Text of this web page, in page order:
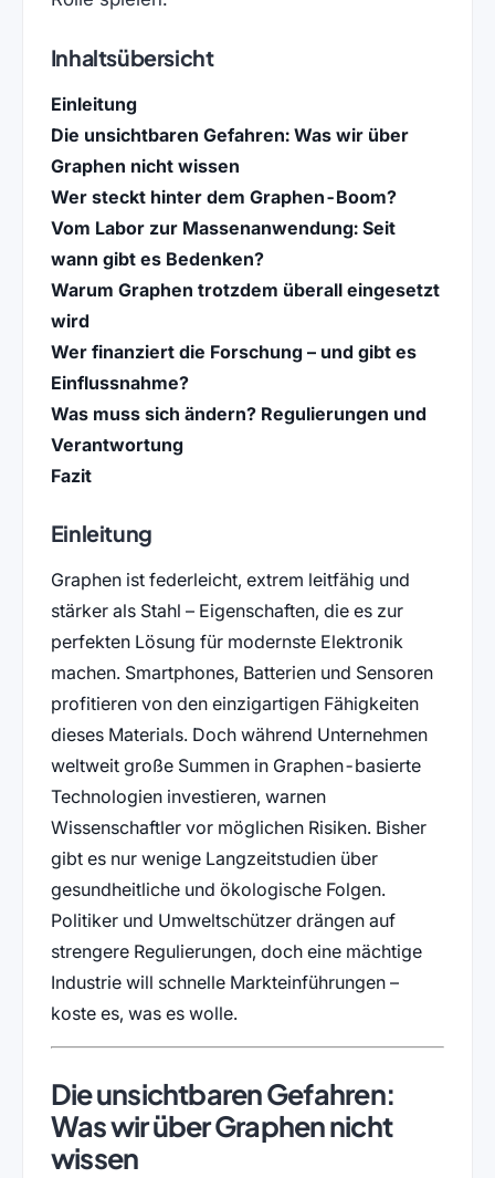
Inhaltsübersicht
Einleitung
Die unsichtbaren Gefahren: Was wir über
Graphen nicht wissen
Wer steckt hinter dem Graphen-Boom?
Vom Labor zur Massenanwendung: Seit
wann gibt es Bedenken?
Warum Graphen trotzdem überall eingesetzt
wird
Wer finanziert die Forschung – und gibt es
Einflussnahme?
Was muss sich ändern? Regulierungen und
Verantwortung
Fazit
Einleitung
Graphen ist federleicht, extrem leitfähig und
stärker als Stahl – Eigenschaften, die es zur
perfekten Lösung für modernste Elektronik
machen. Smartphones, Batterien und Sensoren
profitieren von den einzigartigen Fähigkeiten
dieses Materials. Doch während Unternehmen
weltweit große Summen in Graphen-basierte
Technologien investieren, warnen
Wissenschaftler vor möglichen Risiken. Bisher
gibt es nur wenige Langzeitstudien über
gesundheitliche und ökologische Folgen.
Politiker und Umweltschützer drängen auf
strengere Regulierungen, doch eine mächtige
Industrie will schnelle Markteinführungen –
koste es, was es wolle.
Die unsichtbaren Gefahren:
Was wir über Graphen nicht
wissen